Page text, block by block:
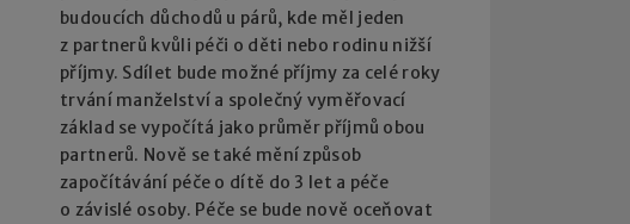
budoucích důchodů u párů, kde měl jeden
z partnerů kvůli péči o děti nebo rodinu nižší
příjmy. Sdílet bude možné příjmy za celé roky
trvání manželství a společný vyměřovací
základ se vypočítá jako průměr příjmů obou
partnerů. Nově se také mění způsob
započítávání péče o dítě do 3 let a péče
o závislé osoby. Péče se bude nově oceňovat